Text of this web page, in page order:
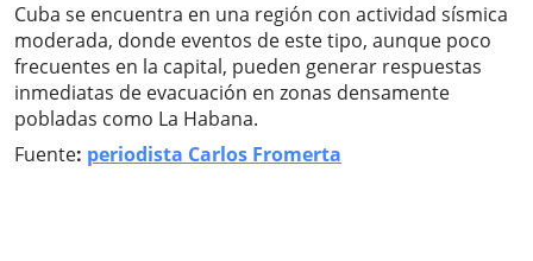
Cuba se encuentra en una región con actividad sísmica
moderada, donde eventos de este tipo, aunque poco
frecuentes en la capital, pueden generar respuestas
inmediatas de evacuación en zonas densamente
pobladas como La Habana.
Fuente: periodista Carlos Fromerta